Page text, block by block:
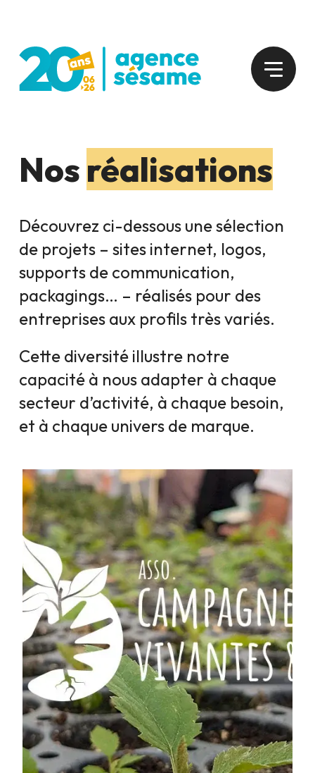
Nos réalisations
Découvrez ci-dessous une sélection
de projets – sites internet, logos,
supports de communication,
packagings… – réalisés pour des
entreprises aux profils très variés.
Cette diversité illustre notre
capacité à nous adapter à chaque
secteur d’activité, à chaque besoin,
et à chaque univers de marque.